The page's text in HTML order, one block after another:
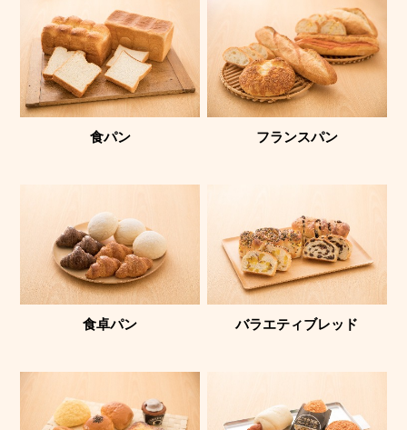
食パン フランスパン
食卓パン バラエティブレッド